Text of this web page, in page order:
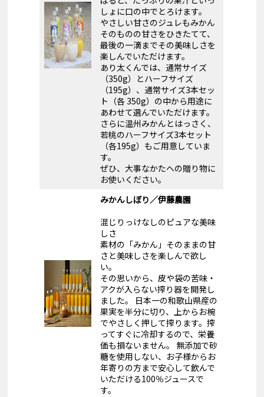
しょに口の中でとろけます。
やさしい甘さのジュレもみかん
そのものの甘さをひきたてて、
最後の一滴までその美味しさを
楽しんでいただけます。
あり太くんでは、通常サイズ
（350g）とハーフサイズ
（195g）、通常サイズ3本セッ
ト（各 350g）の中から用途に
あわせて選んでいただけます。
さらに温州みかんとはっさく、
若桃のハーフサイズ3本セット
（各195g）もご用意していま
す。
ぜひ、大事なかたへの贈り物に
お使いください。
みかんしぼり／伊藤農園
混じりっけなしのピュアな美味
しさ
素材の「みかん」そのままの甘
さと美味しさを楽しんで欲し
い。
その思いから、皮や袋の苦味・
アクが入らない搾り器を開発し
ました。 日本一の和歌山県産の
果実を半分に切り、上からお椀
でやさしく押して搾ります。搾
ってすぐに冷却するので、栄養
価も損ないません。 無添加で砂
糖を使用しない、お子様からお
年寄りの方まで安心して飲んで
いただける100％ジュースで
す。